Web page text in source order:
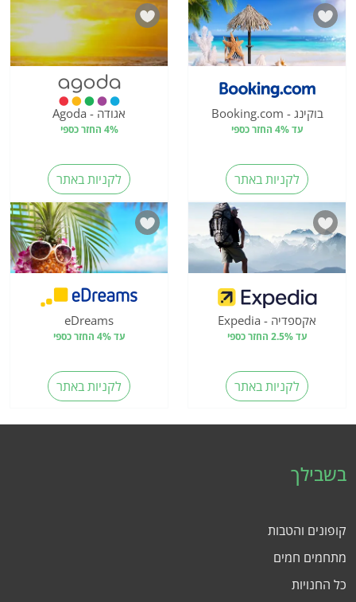
בוקינג - Booking.com
עד 4% החזר כספי
לקניות באתר
אגודה - Agoda
4% החזר כספי
לקניות באתר
אקספדיה - Expedia
עד 2.5% החזר כספי
לקניות באתר
eDreams
עד 4% החזר כספי
לקניות באתר
בשבילך
קופונים והטבות
מתחמים חמים
כל החנויות